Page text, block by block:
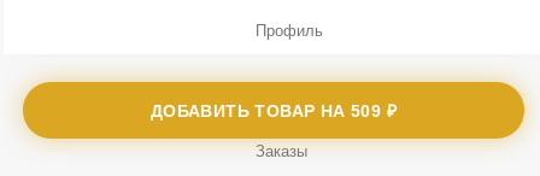
ДОБАВИТЬ ТОВАР НА 509 ₽
Профиль
Заказы